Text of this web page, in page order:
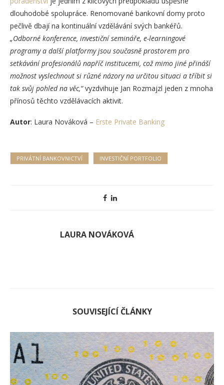
dlouhodobé spolupráce. Renomované bankovní domy proto
pečlivě dbají na kontinuální vzdělávání svých bankéřů.
„Odborné konference, investiční semináře, e-learningové
programy a další platformy jsou současně prostorem pro
setkávání profesionálů napříč institucemi, což mimo jiné přináší
možnost vyslechnout si různé názory na určitou situaci a tříbit si
tak svůj pohled na věc,“vyzdvihuje Jan Rozmajzl jeden z mnoha
přínosů těchto vzdělávacích aktivit.
Autor: Laura Nováková – Erste Private Banking
PRIVÁTNÍ BANKOVNICTVÍ INVESTIČNÍ PORTFOLIO
LAURA NOVÁKOVÁ
SOUVISEJÍCÍ ČLÁNKY